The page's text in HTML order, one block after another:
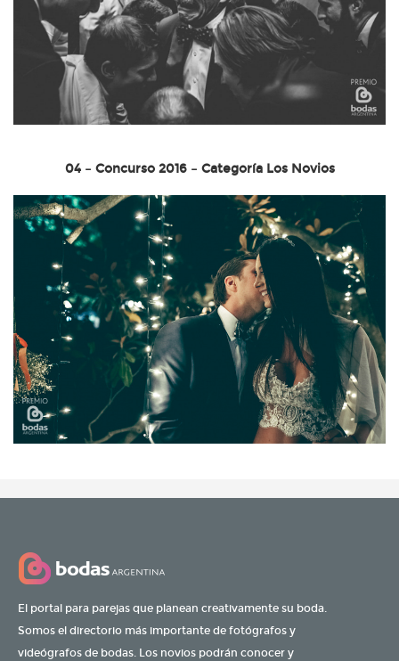
04 – Concurso 2016 – Categoría Los Novios
El portal para parejas que planean creativamente su boda.
Somos el directorio más importante de fotógrafos y
videógrafos de bodas. Los novios podrán conocer y